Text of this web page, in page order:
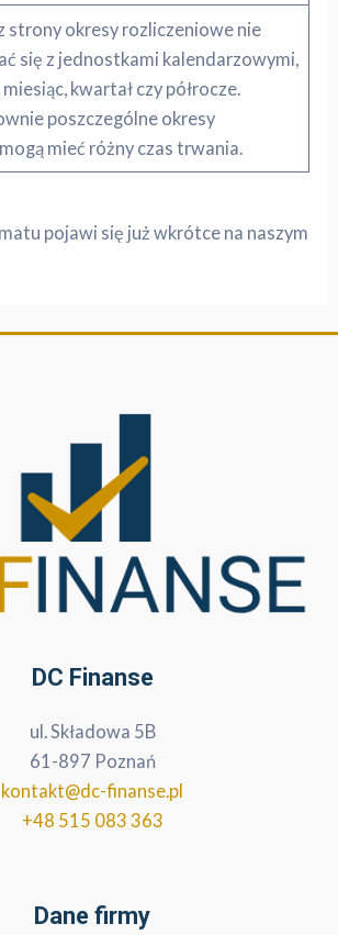
strony okresy rozliczeniowe nie
się z jednostkami kalendarzowymi,
kwartał czy półrocze.
poszczególne okresy
mieć różny czas trwania.
pojawi się już wkrótce na naszym
DC Finanse
ul. Składowa 5B
61-897 Poznań
kontakt@dc-finanse.pl
+48 515 083 363
Dane firmy